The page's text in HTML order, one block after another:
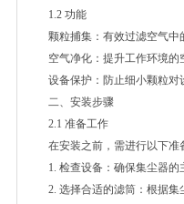
1.2 功能
颗粒捕集：有效过滤空气中
空气净化：提升工作环境的
设备保护：防止细小颗粒对
二、安装步骤
2.1 准备工作
在安装之前，需进行以下准
1. 检查设备：确保集尘器的
2. 选择合适的滤筒：根据集